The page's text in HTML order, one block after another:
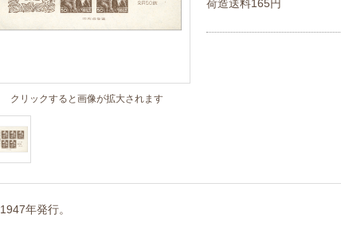
クリックすると画像が拡大されます
荷造送料165円
1947年発行。